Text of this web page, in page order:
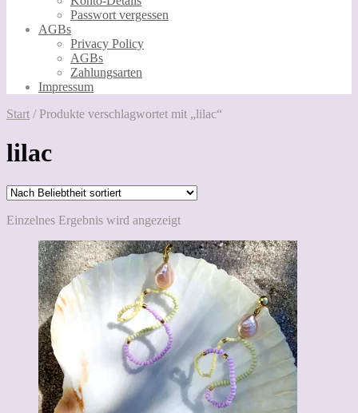
Passwort vergessen
AGBs
Privacy Policy
AGBs
Zahlungsarten
Impressum
Start / Produkte verschlagwortet mit „lilac“
lilac
Einzelnes Ergebnis wird angezeigt